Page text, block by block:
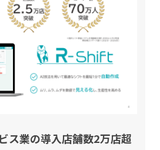
ス業の導入店舗数2万店超